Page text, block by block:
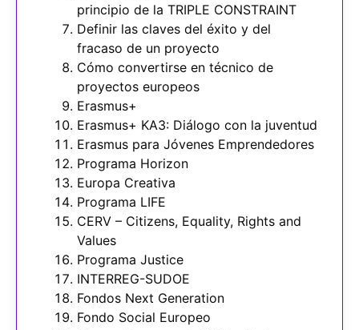
principio de la TRIPLE CONSTRAINT
Definir las claves del éxito y del
fracaso de un proyecto
Cómo convertirse en técnico de
proyectos europeos
Erasmus+
Erasmus+ KA3: Diálogo con la juventud
Erasmus para Jóvenes Emprendedores
Programa Horizon
Europa Creativa
Programa LIFE
CERV – Citizens, Equality, Rights and
Values
Programa Justice
INTERREG-SUDOE
Fondos Next Generation
Fondo Social Europeo